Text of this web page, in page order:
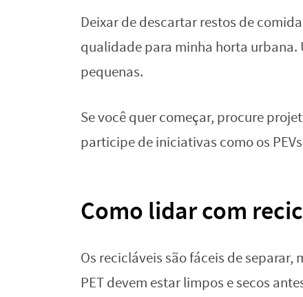
Deixar de descartar restos de
qualidade para minha horta
pequenas.
Se você quer começar, procure
participe de iniciativas como os
Como lidar com
Os recicláveis são fáceis de
PET devem estar limpos e secos